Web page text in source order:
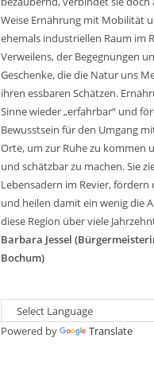
Weise Ernährung mit Mobilität
ehemals industriellen Raum im
Verweilens, der Begegnungen
Geschenke, die die Natur uns
ihren essbaren Schätzen.
Sinne wieder „erfahrbar“ und
Bewusstsein für den Umgang
Orte, um zur Ruhe zu kommen
und schätzbar zu machen. Sie
Lebensadern im Revier, fördern
und heilen damit ein wenig die
diese Region über viele
Barbara Jessel
Bochum)
Powered by Translate